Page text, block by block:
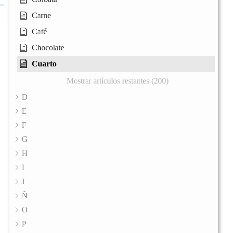
Carne
Café
Chocolate
Cuarto
Mostrar artículos restantes (200)
D
E
F
G
H
I
J
Ñ
O
P